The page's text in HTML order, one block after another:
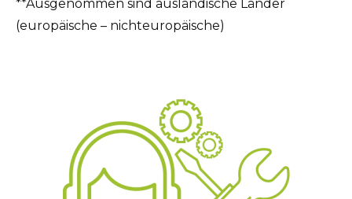
**Ausgenommen sind ausländische Länder
(europäische – nichteuropäische)